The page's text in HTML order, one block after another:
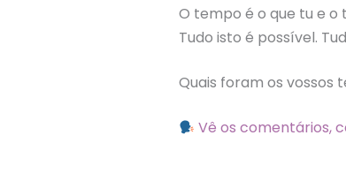
O tempo é o que tu e
Tudo isto é possível.
Quais foram os vossos
Vê os comentários,